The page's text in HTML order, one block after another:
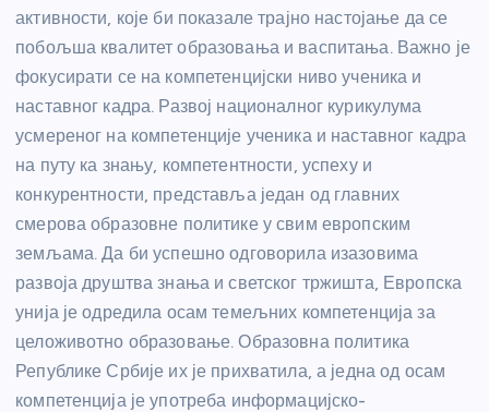
активности, које би показале трајно настојање да се
побољша квалитет образовања и васпитања. Важно је
фокусирати се на компетенцијски ниво ученика и
наставног кадра. Развој националног курикулума
усмереног на компетенције ученика и наставног кадра
на путу ка знању, компетентности, успеху и
конкурентности, представља један од главних
смерова образовне политике у свим европским
земљама. Да би успешно одговорила изазовима
развоја друштва знања и светског тржишта, Европска
унија је одредила осам темељних компетенција за
целоживотно образовање. Образовна политика
Републике Србије их је прихватила, а једна од осам
компетенција је употреба информацијско-